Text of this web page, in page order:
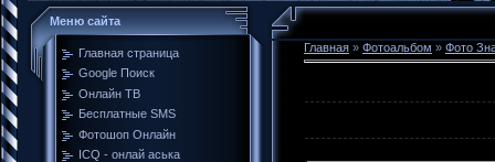
Меню сайта
Главная страница
Google Поиск
Онлайн ТВ
Бесплатные SMS
Фотошоп Онлайн
ICQ - онлай аська
Главная » Фотоальбом » Фото